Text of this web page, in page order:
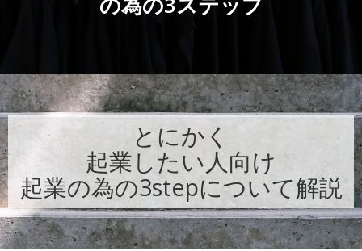
とにかく
起業したい人向け
起業の為の3stepについて解説